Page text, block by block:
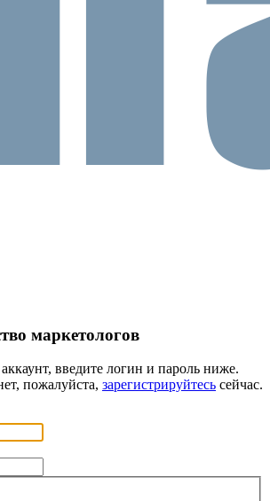
маркетологов
введите логин и пароль ниже.
пожалуйста, зарегистрируйтесь сейчас.